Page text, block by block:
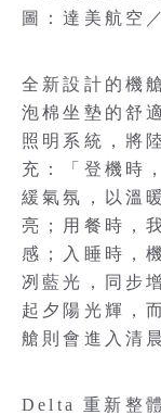
圖：達美航空
全新設計的機
泡棉坐墊的舒
照明系統，將
充：「登機時
緩氣氛，以溫
亮；用餐時，
感；入睡時，
冽藍光，同步
起夕陽光輝，
艙則會進入清
Delta 重新整